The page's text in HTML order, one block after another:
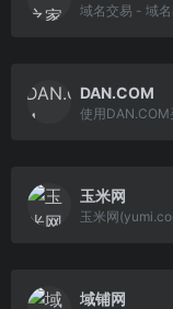
DAN.COM
玉米网
域铺网